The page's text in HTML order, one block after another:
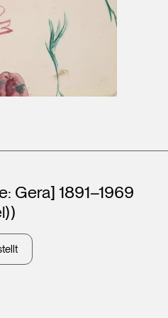
Gera] 1891–1969